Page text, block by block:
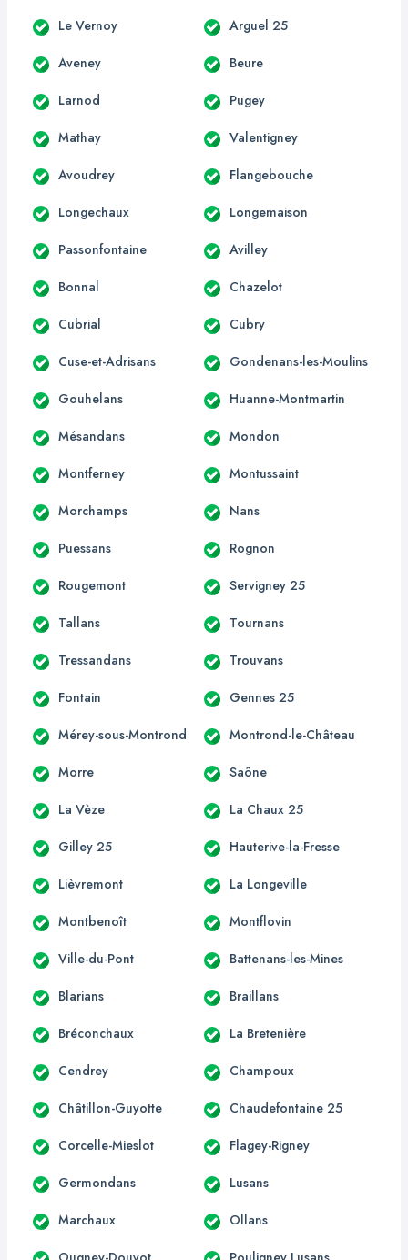
Le Vernoy Arguel 25
Aveney Beure
Larnod Pugey
Mathay Valentigney
Avoudrey Flangebouche
Longechaux Longemaison
Passonfontaine Avilley
Bonnal Chazelot
Cubrial Cubry
Cuse-et-Adrisans Gondenans-les-Moulins
Gouhelans Huanne-Montmartin
Mésandans Mondon
Montferney Montussaint
Morchamps Nans
Puessans Rognon
Rougemont Servigney 25
Tallans Tournans
Tressandans Trouvans
Fontain Gennes 25
Mérey-sous-Montrond Montrond-le-Château
Morre Saône
La Vèze La Chaux 25
Gilley 25 Hauterive-la-Fresse
Lièvremont La Longeville
Montbenoît Montflovin
Ville-du-Pont Battenans-les-Mines
Blarians Braillans
Bréconchaux La Bretenière
Cendrey Champoux
Châtillon-Guyotte Chaudefontaine 25
Corcelle-Mieslot Flagey-Rigney
Germondans Lusans
Marchaux Ollans